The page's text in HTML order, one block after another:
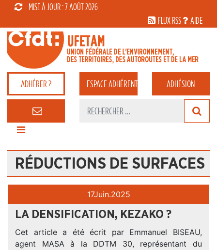
MISE À JOUR : 7 AOÛT 2026
FLUX RSS
AIDE
ADHÉRER ? ESPACEADHÉRENT ADHÉSION
RÉDUCTIONS DE SURFACES
17Juin.2025
LA DENSIFICATION, KEZAKO ?
Cet article a été écrit par Emmanuel BISEAU,
agent MASA à la DDTM 30, représentant du